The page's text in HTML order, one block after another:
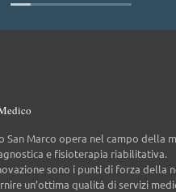
San Marco opera nel campo della
e fisioterapia riabilitativa.
sono i punti di forza della
un’ottima qualità di servizi